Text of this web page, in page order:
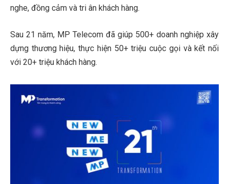
nghe, đồng cảm và tri ân khách hàng.
Sau 21 năm, MP Telecom đã giúp 500+ doanh nghiệp xây
dựng thương hiệu, thực hiện 50+ triệu cuộc gọi và kết nối
với 20+ triệu khách hàng.